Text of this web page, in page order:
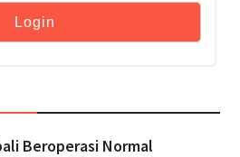
Beroperasi Normal